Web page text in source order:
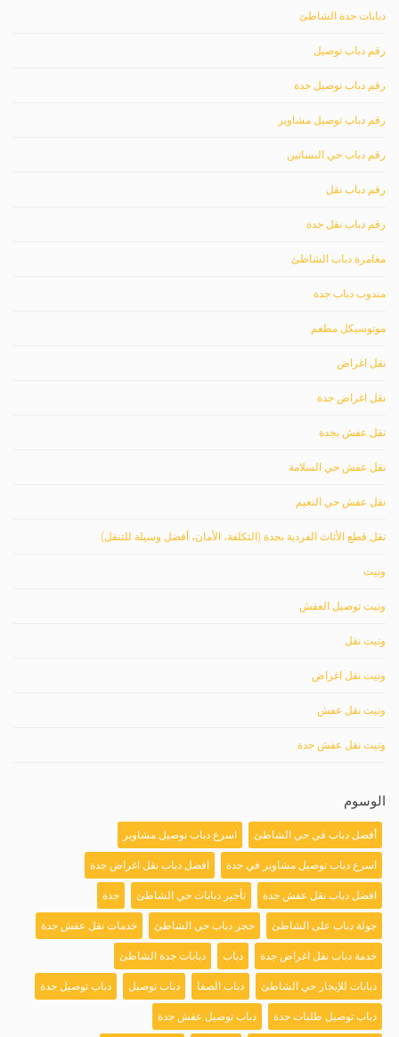
دبابات جدة الشاطئ
رقم دباب توصيل
رقم دباب توصيل جدة
رقم دباب توصيل مشاوير
رقم دباب حي البساتين
رقم دباب نقل
رقم دباب نقل جدة
مغامرة دباب الشاطئ
مندوب دباب جدة
موتوسيكل مطعم
نقل اغراض
نقل اغراض جدة
نقل عفش بجدة
نقل عفش حي السلامة
نقل عفش حي النعيم
نقل قطع الأثاث الفردية بجدة (التكلفة، الأمان، أفضل وسيلة للتنقل)
ونيت
ونيت توصيل العفش
ونيت نقل
ونيت نقل اغراض
ونيت نقل عفش
ونيت نقل عفش جدة
الوسوم
أفضل دباب في حي الشاطئ اسرع دباب توصيل مشاوير
اسرع دباب توصيل مشاوير في جدة افضل دباب نقل اغراض جدة
افضل دباب نقل عفش جدة تأجير دبابات حي الشاطئ جدة
جولة دباب على الشاطئ حجز دباب حي الشاطئ خدمات نقل عفش جدة
خدمة دباب نقل اغراض جدة دباب دبابات جدة الشاطئ
دبابات للإيجار حي الشاطئ دباب الصفا دباب توصيل دباب توصيل جدة
دباب توصيل طلبات جدة دباب توصيل عفش جدة